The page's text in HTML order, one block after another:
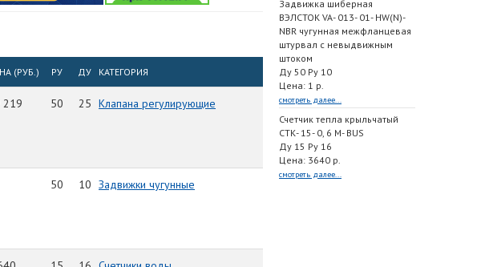
(РУБ.) РУ ДУ КАТЕГОРИЯ
219 50 25 Клапана регулирующие
50 10 Задвижки чугунные
Задвижка шиберная
ВЭЛСТОК VA- 013- 01- HW(N)-
NBR чугунная межфланцевая
штурвал с невыдвижным
штоком
Ду 50 Ру 10
Цена: 1 р.
смотреть далее...
Счетчик тепла крыльчатый
СТК- 15- 0, 6 M- BUS
Ду 15 Ру 16
Цена: 3640 р.
смотреть далее...